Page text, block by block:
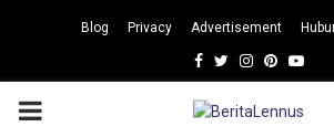
Blog Privacy Advertisement
Facebook
TwitterInstagram
Pinterest
PRIMARY